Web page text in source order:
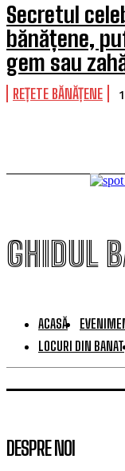
Secretul
bănățene,
gem sau
REȚETE BĂNĂȚENE
GHIDUL
ACASĂ
LOCURI DIN BANAT
DESPRE NOI